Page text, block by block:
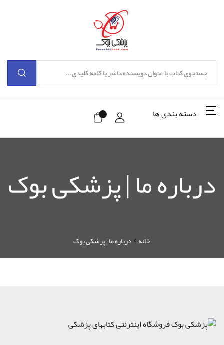
دسته بندی ها
درباره ما | پزشکی بوک
خانه درباره ما | پزشکی بوک